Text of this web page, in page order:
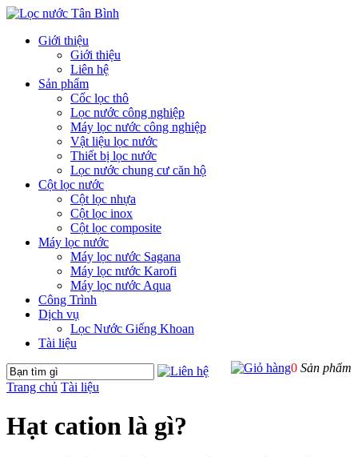
Giới thiệu
Giới thiệu
Liên hệ
Sản phẩm
Cốc lọc thô
Lọc nước công nghiệp
Máy lọc nước công nghiệp
Vật liệu lọc nước
Thiết bị lọc nước
Lọc nước chung cư căn hộ
Cột lọc nước
Cột lọc nhựa
Cột lọc inox
Cột lọc composite
Máy lọc nước
Máy lọc nước Sagana
Máy lọc nước Karofi
Máy lọc nước Aqua
Công Trình
Dịch vụ
Lọc Nước Giếng Khoan
Tài liệu
0 Sản phẩm
Trang chủ Tài liệu
Hạt cation là gì?